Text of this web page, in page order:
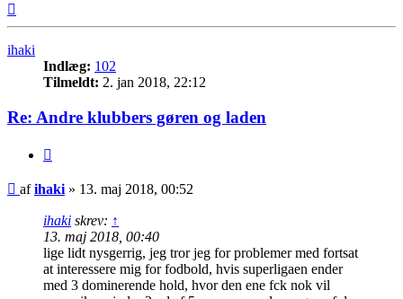
ihaki
Indlæg: 102
Tilmeldt: 2. jan 2018, 22:12
Re: Andre klubbers gøren og laden
Indlæg
afihaki » 13. maj 2018, 00:52
ihaki skrev: ↑
13. maj 2018, 00:40
lige lidt nysgerrig, jeg tror jeg for problemer med fortsat
at interessere mig for fodbold, hvis superligaen ender
med 3 dominerende hold, hvor den ene fck nok vil